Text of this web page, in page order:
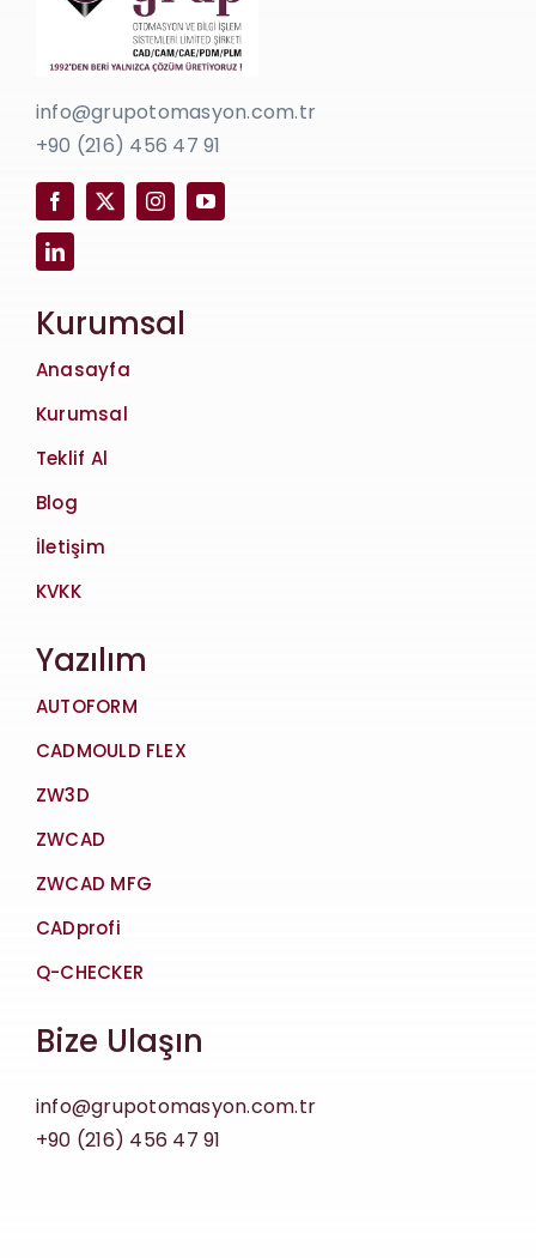
info@grupotomasyon.com.tr
+90 (216) 456 47 91
Kurumsal
Anasayfa
Kurumsal
Teklif Al
Blog
İletişim
KVKK
Yazılım
AUTOFORM
CADMOULD FLEX
ZW3D
ZWCAD
ZWCAD MFG
CADprofi
Q-CHECKER
Bize Ulaşın
info@grupotomasyon.com.tr
+90 (216) 456 47 91